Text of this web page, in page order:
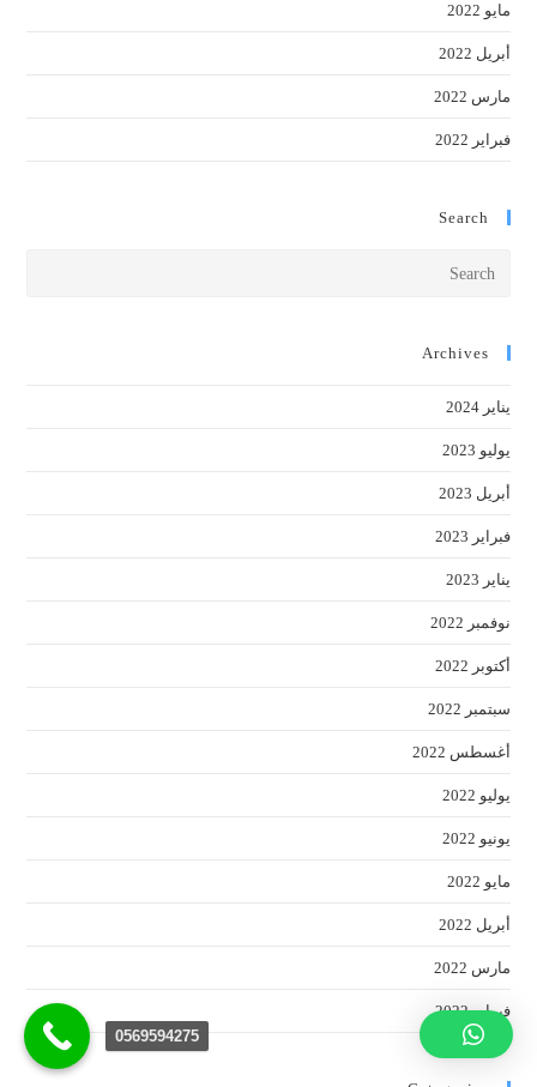
مايو 2022
أبريل 2022
مارس 2022
فبراير 2022
Search
Archives
يناير 2024
يوليو 2023
أبريل 2023
فبراير 2023
يناير 2023
نوفمبر 2022
أكتوبر 2022
سبتمبر 2022
أغسطس 2022
يوليو 2022
يونيو 2022
مايو 2022
أبريل 2022
مارس 2022
فبراير 2022
0569594275